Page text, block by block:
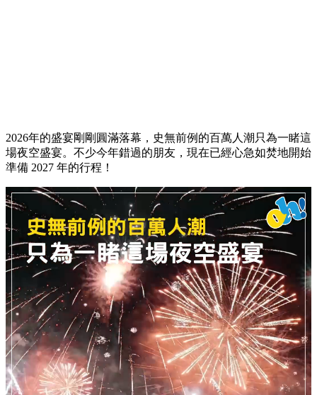
2026年的盛宴剛剛圓滿落幕，史無前例的百萬人潮只為一睹這
場夜空盛宴。不少今年錯過的朋友，現在已經心急如焚地開始
準備 2027 年的行程！